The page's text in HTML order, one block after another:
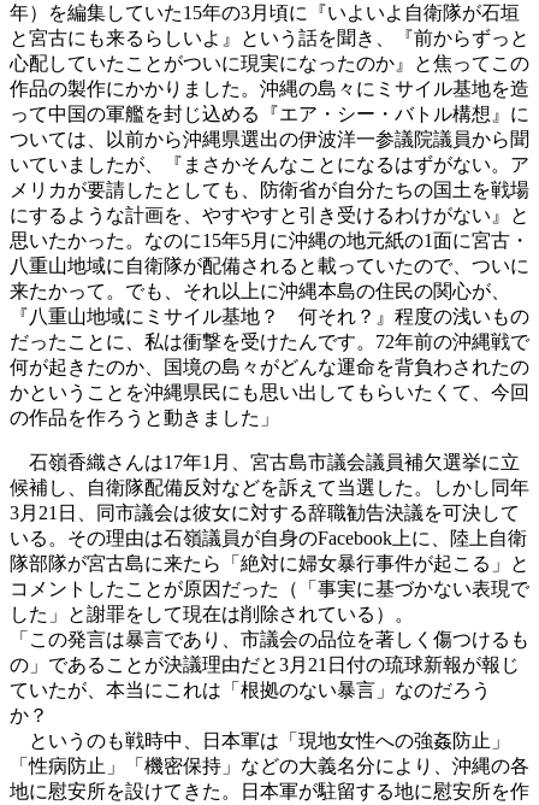
年）を編集していた15年の3月頃に『いよいよ自衛隊が石垣
と宮古にも来るらしいよ』という話を聞き、『前からずっと
心配していたことがついに現実になったのか』と焦ってこの
作品の製作にかかりました。沖縄の島々にミサイル基地を造
って中国の軍艦を封じ込める『エア・シー・バトル構想』に
ついては、以前から沖縄県選出の伊波洋一参議院議員から聞
いていましたが、『まさかそんなことになるはずがない。ア
メリカが要請したとしても、防衛省が自分たちの国土を戦場
にするような計画を、やすやすと引き受けるわけがない』と
思いたかった。なのに15年5月に沖縄の地元紙の1面に宮古・
八重山地域に自衛隊が配備されると載っていたので、ついに
来たかって。でも、それ以上に沖縄本島の住民の関心が、
『八重山地域にミサイル基地？ 何それ？』程度の浅いもの
だったことに、私は衝撃を受けたんです。72年前の沖縄戦で
何が起きたのか、国境の島々がどんな運命を背負わされたの
かということを沖縄県民にも思い出してもらいたくて、今回
の作品を作ろうと動きました」
石嶺香織さんは17年1月、宮古島市議会議員補欠選挙に立
候補し、自衛隊配備反対などを訴えて当選した。しかし同年
3月21日、同市議会は彼女に対する辞職勧告決議を可決して
いる。その理由は石嶺議員が自身のFacebook上に、陸上自衛
隊部隊が宮古島に来たら「絶対に婦女暴行事件が起こる」と
コメントしたことが原因だった（「事実に基づかない表現で
した」と謝罪をして現在は削除されている）。
「この発言は暴言であり、市議会の品位を著しく傷つけるも
の」であることが決議理由だと3月21日付の琉球新報が報じ
ていたが、本当にこれは「根拠のない暴言」なのだろう
か？
というのも戦時中、日本軍は「現地女性への強姦防止」
「性病防止」「機密保持」などの大義名分により、沖縄の各
地に慰安所を設けてきた。日本軍が駐留する地に慰安所を作